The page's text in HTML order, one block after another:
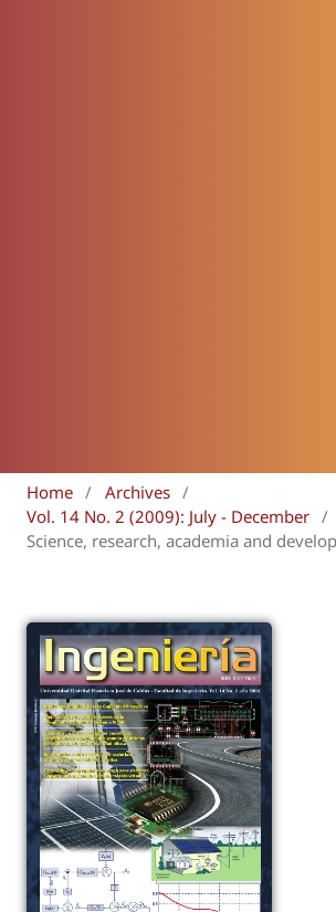
Home / Archives /
Vol. 14 No. 2 (2009): July - December /
Science, research, academia and